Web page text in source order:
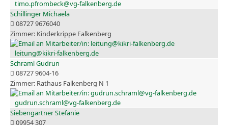
timo.pfrombeck@vg-falkenberg.de
Schillinger Michaela
08727 9676040
Kinderkrippe Falkenberg
leitung@kikri-falkenberg.de
Schraml Gudrun
08727 9604-16
Rathaus Falkenberg N 1
gudrun.schraml@vg-falkenberg.de
Siebengartner Stefanie
09954 307